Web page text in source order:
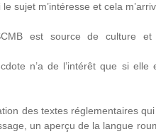
sujet m’intéresse et cela
est source de culture et
n’a de l’intérêt que si elle
des textes réglementaires
un aperçu de la langue